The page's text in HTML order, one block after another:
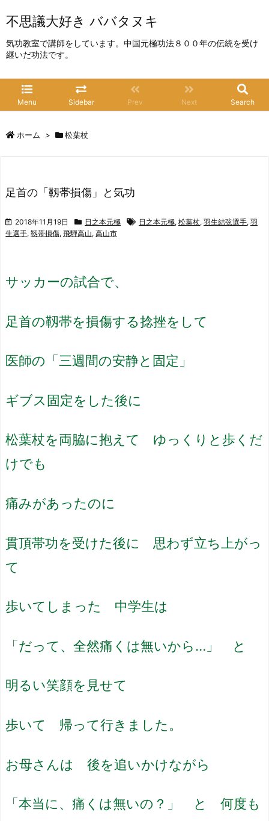
不思議大好き ババタヌキ
気功教室で講師をしています。中国元極功法８００年の伝統を受け
継いだ功法です。
Menu Sidebar Prev Next Search
ホーム > 松葉杖
足首の「靱帯損傷」と気功
2018年11月19日 日之本元極 日之本元極, 松葉杖, 羽生結弦選手, 羽
生選手, 靱帯損傷, 飛騨高山, 高山市
サッカーの試合で、
足首の靱帯を損傷する捻挫をして
医師の「三週間の安静と固定」
ギブス固定をした後に
松葉杖を両脇に抱えて ゆっくりと歩くだ
けでも
痛みがあったのに
貫頂帯功を受けた後に 思わず立ち上がっ
て
歩いてしまった 中学生は
「だって、全然痛くは無いから…」 と
明るい笑顔を見せて
歩いて 帰って行きました。
お母さんは 後を追いかけながら
「本当に、痛くは無いの？」 と 何度も